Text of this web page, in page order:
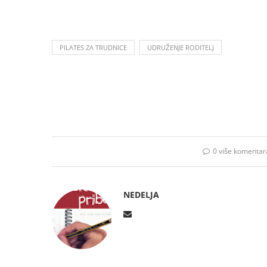
PILATES ZA TRUDNICE UDRUŽENJE RODITELJ
0 više
NEDELJA